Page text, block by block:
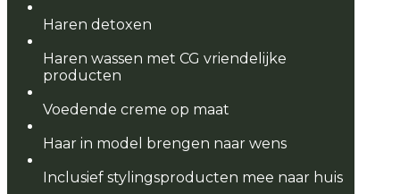
Haren detoxen
Haren wassen met CG vriendelijke
producten
Voedende creme op maat
Haar in model brengen naar wens
Inclusief stylingsproducten mee naar huis